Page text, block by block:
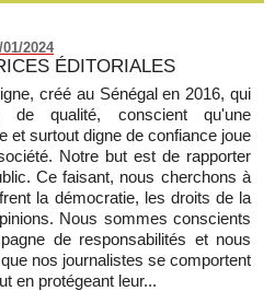
01/2024
ÉDITORIALES
créé au Sénégal en 2016, qui
de qualité, conscient qu'une
et surtout digne de confiance joue
Notre but est de rapporter
Ce faisant, nous cherchons à
la démocratie, les droits de la
Nous sommes conscients
de responsabilités et nous
nos journalistes se comportent
en protégeant leur...